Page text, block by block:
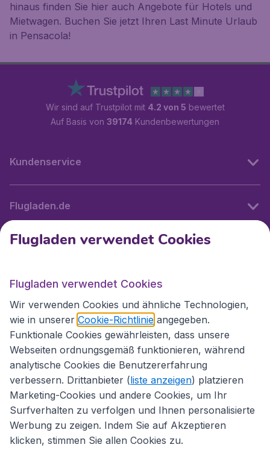
hinaus finden Sie hier auch Angebote für Hotels und
Mietwagen. Buchen Sie jetzt Ihren Last Minute Urlaub
in Pensacola!
Wir sind auf Trustpilot mit 4.2 von 5 bewertet
Auf Basis von 39174 Kundenbewertungen
Kundenservice
Flugladen.de
Internationale Webseiten
Folgen Sie uns:
Flugladen verwendet Cookies
Flugladen verwendet Cookies
Wir verwenden Cookies und ähnliche Technologien,
wie in unserer Cookie-Richtlinie angegeben.
Funktionale Cookies gewährleisten, dass unsere
Webseiten ordnungsgemäß funktionieren, während
analytische Cookies die Benutzererfahrung
verbessern. Drittanbieter (liste anzeigen) platzieren
Marketing-Cookies und andere Cookies, um Ihr
Surfverhalten zu verfolgen und Ihnen personalisierte
Werbung zu zeigen. Indem Sie auf Akzeptieren
klicken, stimmen Sie allen Cookies zu.